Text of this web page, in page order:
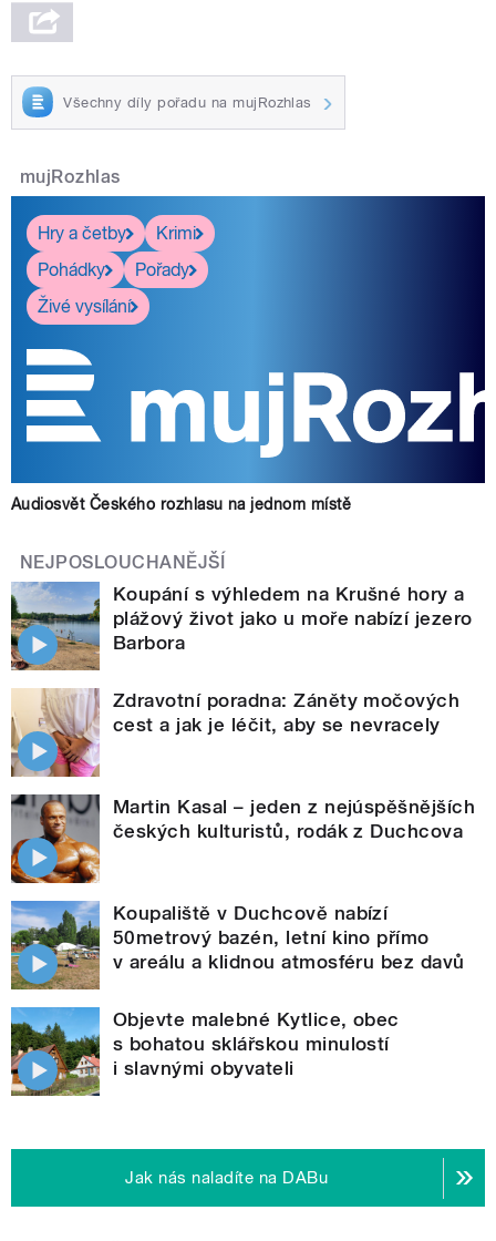
Všechny díly pořadu na mujRozhlas
mujRozhlas
Hry a četby
Krimi
Pohádky
Pořady
Živé vysílání
Audiosvět Českého rozhlasu na jednom místě
NEJPOSLOUCHANĚJŠÍ
Koupání s výhledem na Krušné hory a
plážový život jako u moře nabízí jezero
Barbora
Zdravotní poradna: Záněty močových
cest a jak je léčit, aby se nevracely
Martin Kasal – jeden z nejúspěšnějších
českých kulturistů, rodák z Duchcova
Koupaliště v Duchcově nabízí
50metrový bazén, letní kino přímo
v areálu a klidnou atmosféru bez davů
Objevte malebné Kytlice, obec
s bohatou sklářskou minulostí
i slavnými obyvateli
Jak nás naladíte na DABu